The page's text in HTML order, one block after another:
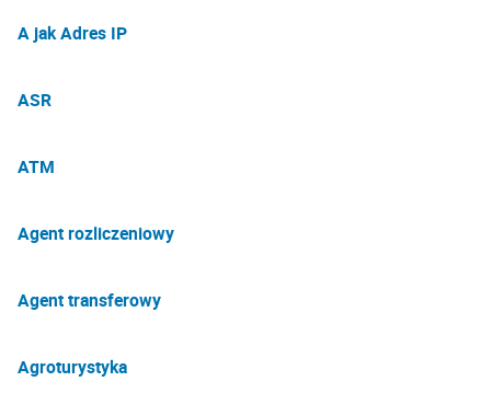
A jak Adres IP
ASR
ATM
Agent rozliczeniowy
Agent transferowy
Agroturystyka